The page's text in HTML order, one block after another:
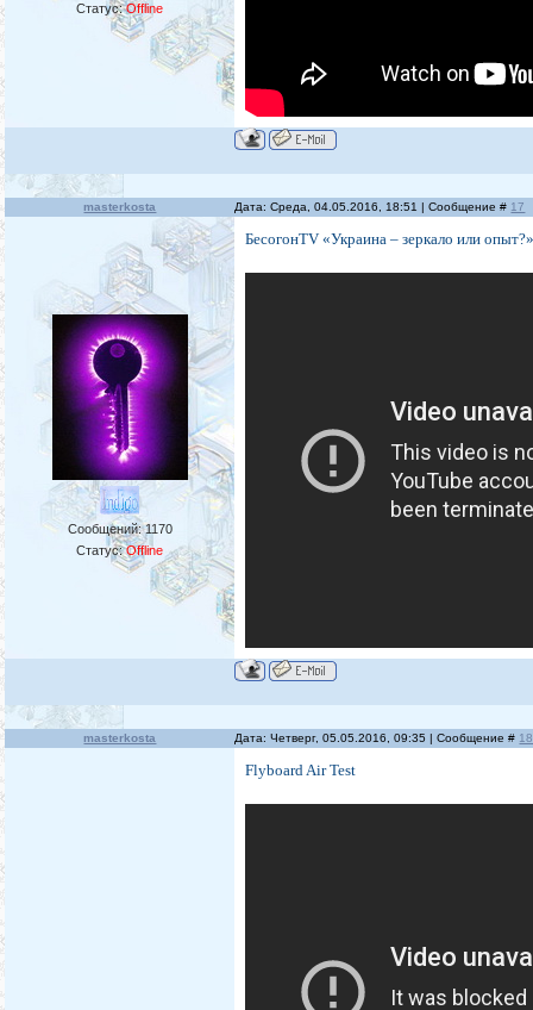
Статус:Offline
masterkosta Дата: Среда, 04.05.2016, 18:51 | Сообщение # 17
Сообщений:1170
Статус:Offline
БесогонTV «Украина – зеркало или
masterkosta Дата: Четверг, 05.05.2016, 09:35 | Сообщение # 18
Flyboard Air Test